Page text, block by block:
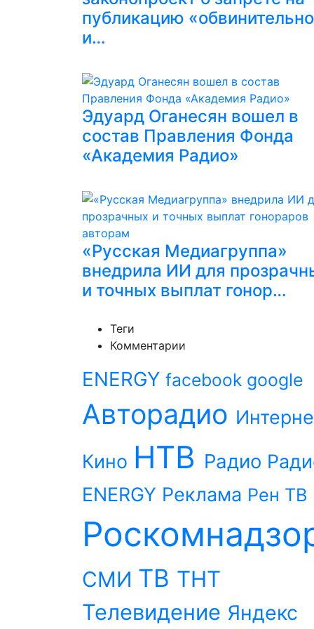
публикацию
и…
Эдуард Оганесян вошел в
состав Правления Фонда
«Академия Радио»
«Русская Медиагруппа»
внедрила ИИ для
и точных выплат гонор…
Теги
Комментарии
ENERGY facebook google
Авторадио
Кино НТВ Радио
ENERGY Реклама Рен ТВ
СМИ ТВ ТНТ
Телевидение Яндекс